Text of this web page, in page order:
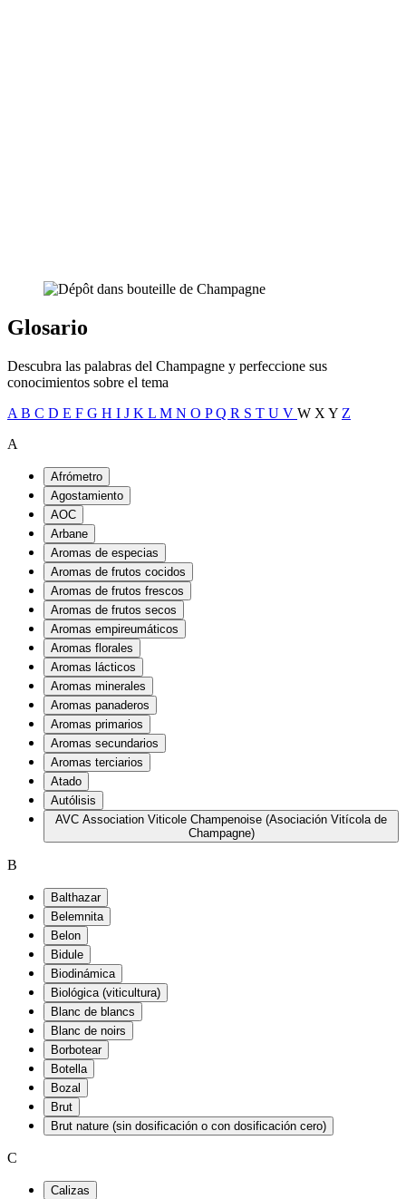
Glosario
Descubra las palabras del Champagne y perfeccione sus
conocimientos sobre el tema
A B C D E F G H I J K L M N O PQ R S T U V W X Y Z
A
Afrómetro
Agostamiento
AOC
Arbane
Aromas de especias
Aromas de frutos cocidos
Aromas de frutos frescos
Aromas de frutos secos
Aromas empireumáticos
Aromas florales
Aromas lácticos
Aromas minerales
Aromas panaderos
Aromas primarios
Aromas secundarios
Aromas terciarios
Atado
Autólisis
AVC Association Viticole Champenoise (Asociación Vitícola de
Champagne)
B
Balthazar
Belemnita
Belon
Bidule
Biodinámica
Biológica (viticultura)
Blanc de blancs
Blanc de noirs
Borbotear
Botella
Bozal
Brut
Brut nature (sin dosificación o con dosificación cero)
C
Calizas